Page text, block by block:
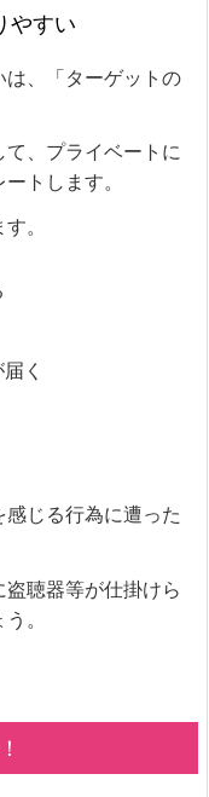
やすい
、「ターゲットの
、プライベートに
トします。
。
く
じる行為に遭った
聴器等が仕掛けら
。